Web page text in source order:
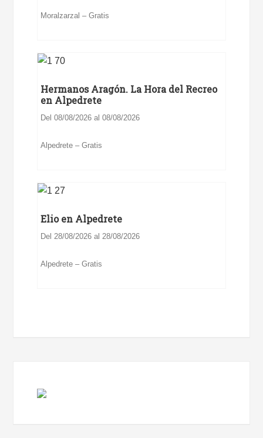
Moralzarzal – Gratis
Hermanos Aragón. La Hora del Recreo
en Alpedrete
Del 08/08/2026 al 08/08/2026
Alpedrete – Gratis
Elio en Alpedrete
Del 28/08/2026 al 28/08/2026
Alpedrete – Gratis